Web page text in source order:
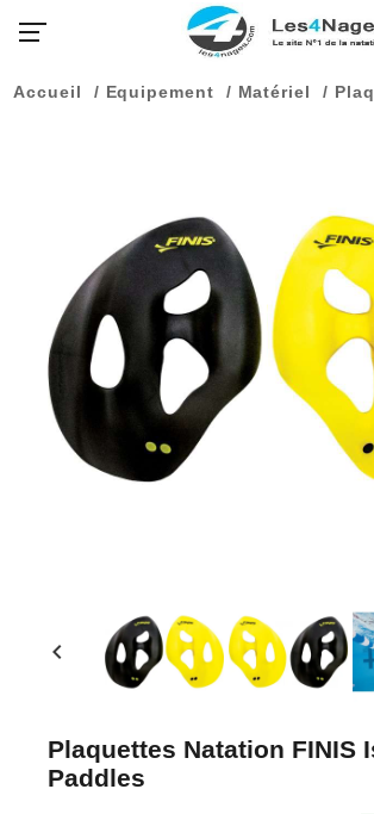
Accueil Equipement Matériel
chevron_left
Plaquettes Natation FINIS
Paddles